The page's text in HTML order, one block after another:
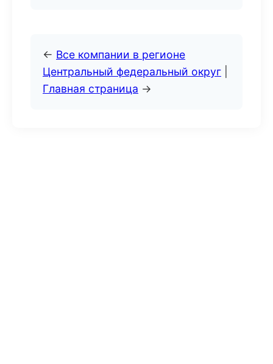
← Все компании в регионе
Центральный федеральный округ
Главная страница →